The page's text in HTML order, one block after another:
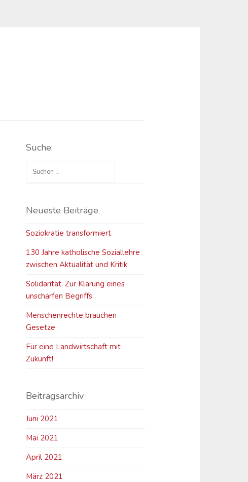
Suche:
Suchen
Neueste Beiträge
Soziokratie transformiert
130 Jahre katholische Soziallehre
zwischen Aktualität und Kritik
Solidarität. Zur Klärung eines
unscharfen Begriffs
Menschenrechte brauchen
Gesetze
Für eine Landwirtschaft mit
Zukunft!
Beitragsarchiv
Juni 2021
Mai 2021
April 2021
März 2021